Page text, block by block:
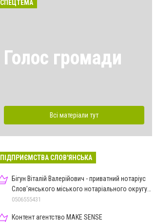
СПЕЦТЕМА
Голос громади
Всі матеріали тут
ПІДПРИЄМСТВА СЛОВ'ЯНСЬКА
Бігун Віталій Валерійович - приватний нотаріус
Слов'янського міського нотаріального округу
Дон.обл.
0506555431
Контент агентство MAKE SENSE